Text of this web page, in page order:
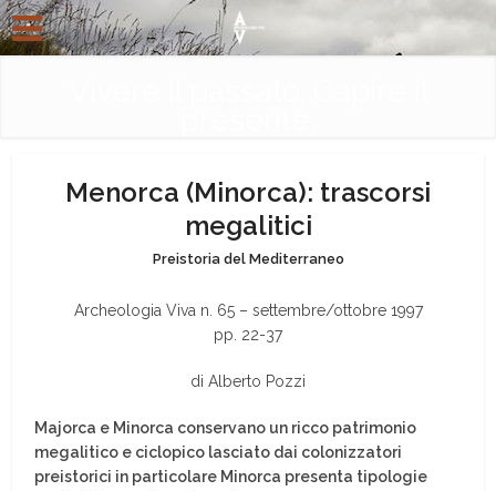
Menorca (Minorca): trascorsi
megalitici
Preistoria del Mediterraneo
Archeologia Viva n. 65 – settembre/ottobre 1997
pp. 22-37
di Alberto Pozzi
Majorca e Minorca conservano un ricco patrimonio
megalitico e ciclopico lasciato dai colonizzatori
preistorici in particolare Minorca presenta tipologie